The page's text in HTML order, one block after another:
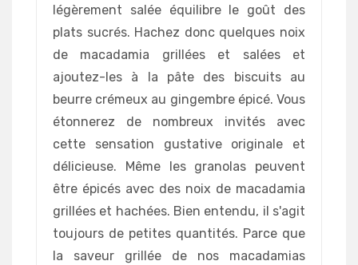
légèrement salée équilibre le goût des
plats sucrés. Hachez donc quelques noix
de macadamia grillées et salées et
ajoutez-les à la pâte des biscuits au
beurre crémeux au gingembre épicé. Vous
étonnerez de nombreux invités avec
cette sensation gustative originale et
délicieuse. Même les granolas peuvent
être épicés avec des noix de macadamia
grillées et hachées. Bien entendu, il s'agit
toujours de petites quantités. Parce que
la saveur grillée de nos macadamias